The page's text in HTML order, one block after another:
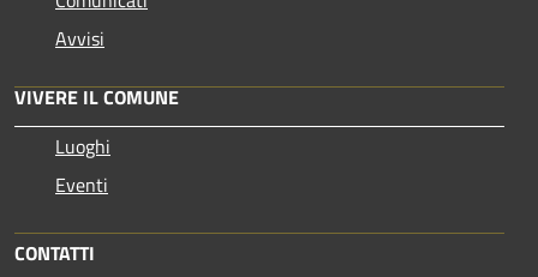
Avvisi
VIVERE IL COMUNE
Luoghi
Eventi
CONTATTI